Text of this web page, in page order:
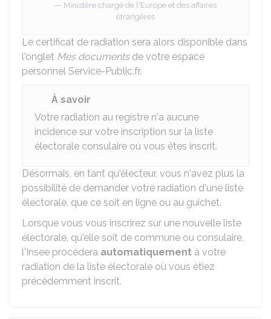
Ministère chargé de l'Europe et des affaires
étrangères
Le certificat de radiation sera alors disponible dans
l'onglet Mes documentsde votre espace
personnel Service-Public.fr.
À savoir
Votre radiation au registre n'a aucune
incidence sur votre inscription sur la liste
électorale consulaire où vous êtes inscrit.
Désormais, en tant qu'électeur, vous n'avez plus la
possibilité de demander votre radiation d'une liste
électorale, que ce soit en ligne ou au guichet.
Lorsque vous vous inscrirez sur une nouvelle liste
électorale, qu'elle soit de commune ou consulaire,
l'Insee procédera automatiquement à votre
radiation de la liste électorale où vous étiez
précédemment inscrit.